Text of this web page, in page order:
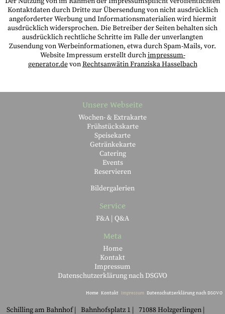
Kontaktdaten durch Dritte zur Übersendung von nicht ausdrücklich
angeforderter Werbung und Informationsmaterialien wird hiermit
ausdrücklich widersprochen. Die Betreiber der Seiten behalten sich
ausdrücklich rechtliche Schritte im Falle der unverlangten
Zusendung von Werbeinformationen, etwa durch Spam-Mails, vor.
Website Impressum erstellt durchimpressum-
generator.devonRechtsanwätin Franziska Hasselbach
Unsere Webseite
Wochen- & Extrakarte
Frühstückskarte
Speisekarte
Getränkekarte
Catering
Events
Reservieren
Bildergalerien
Service
F&A | Q&A
Meta
Home
Kontakt
Impressum
Datenschutzerklärung nach DSGVO
Schilling am Bahnhof Bahnhofsplatz 1 71088 Holzgerlingen
Home Kontakt Impressum Datenschutzerklärung nach DSGVO